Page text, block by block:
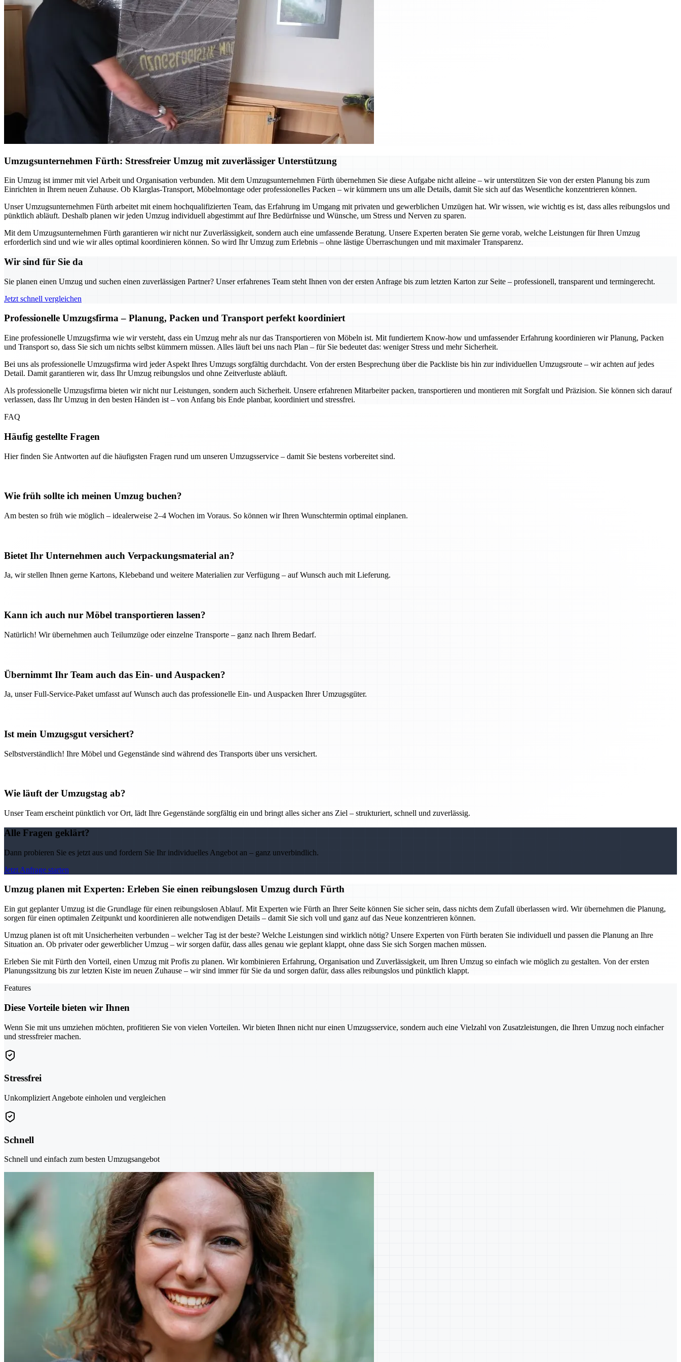
Umzugsunternehmen Fürth: Stressfreier Umzug mit zuverlässiger Unterstützung
Ein Umzug ist immer mit viel Arbeit und Organisation verbunden. Mit dem Umzugsunternehmen Fürth übernehmen Sie diese Aufgabe nicht alleine – wir unterstützen Sie von der ersten Planung bis zum
Einrichten in Ihrem neuen Zuhause. Ob Klarglas-Transport, Möbelmontage oder professionelles Packen – wir kümmern uns um alle Details, damit Sie sich auf das Wesentliche konzentrieren können.
Unser Umzugsunternehmen Fürth arbeitet mit einem hochqualifizierten Team, das Erfahrung im Umgang mit privaten und gewerblichen Umzügen hat. Wir wissen, wie wichtig es ist, dass alles reibungslos und
pünktlich abläuft. Deshalb planen wir jeden Umzug individuell abgestimmt auf Ihre Bedürfnisse und Wünsche, um Stress und Nerven zu sparen.
Mit dem Umzugsunternehmen Fürth garantieren wir nicht nur Zuverlässigkeit, sondern auch eine umfassende Beratung. Unsere Experten beraten Sie gerne vorab, welche Leistungen für Ihren Umzug
erforderlich sind und wie wir alles optimal koordinieren können. So wird Ihr Umzug zum Erlebnis – ohne lästige Überraschungen und mit maximaler Transparenz.
Wir sind für Sie da
Sie planen einen Umzug und suchen einen zuverlässigen Partner? Unser erfahrenes Team steht Ihnen von der ersten Anfrage bis zum letzten Karton zur Seite – professionell, transparent und termingerecht.
Jetzt schnell vergleichen
Professionelle Umzugsfirma – Planung, Packen und Transport perfekt koordiniert
Eine professionelle Umzugsfirma wie wir versteht, dass ein Umzug mehr als nur das Transportieren von Möbeln ist. Mit fundiertem Know-how und umfassender Erfahrung koordinieren wir Planung, Packen
und Transport so, dass Sie sich um nichts selbst kümmern müssen. Alles läuft bei uns nach Plan – für Sie bedeutet das: weniger Stress und mehr Sicherheit.
Bei uns als professionelle Umzugsfirma wird jeder Aspekt Ihres Umzugs sorgfältig durchdacht. Von der ersten Besprechung über die Packliste bis hin zur individuellen Umzugsroute – wir achten auf jedes
Detail. Damit garantieren wir, dass Ihr Umzug reibungslos und ohne Zeitverluste abläuft.
Als professionelle Umzugsfirma bieten wir nicht nur Leistungen, sondern auch Sicherheit. Unsere erfahrenen Mitarbeiter packen, transportieren und montieren mit Sorgfalt und Präzision. Sie können sich darauf
verlassen, dass Ihr Umzug in den besten Händen ist – von Anfang bis Ende planbar, koordiniert und stressfrei.
FAQ
Häufig gestellte Fragen
Hier finden Sie Antworten auf die häufigsten Fragen rund um unseren Umzugsservice – damit Sie bestens vorbereitet sind.
Wie früh sollte ich meinen Umzug buchen?
Am besten so früh wie möglich – idealerweise 2–4 Wochen im Voraus. So können wir Ihren Wunschtermin optimal einplanen.
Bietet Ihr Unternehmen auch Verpackungsmaterial an?
Ja, wir stellen Ihnen gerne Kartons, Klebeband und weitere Materialien zur Verfügung – auf Wunsch auch mit Lieferung.
Kann ich auch nur Möbel transportieren lassen?
Natürlich! Wir übernehmen auch Teilumzüge oder einzelne Transporte – ganz nach Ihrem Bedarf.
Übernimmt Ihr Team auch das Ein- und Auspacken?
Ja, unser Full-Service-Paket umfasst auf Wunsch auch das professionelle Ein- und Auspacken Ihrer Umzugsgüter.
Ist mein Umzugsgut versichert?
Selbstverständlich! Ihre Möbel und Gegenstände sind während des Transports über uns versichert.
Wie läuft der Umzugstag ab?
Unser Team erscheint pünktlich vor Ort, lädt Ihre Gegenstände sorgfältig ein und bringt alles sicher ans Ziel – strukturiert, schnell und zuverlässig.
Alle Fragen geklärt?
Dann probieren Sie es jetzt aus und fordern Sie Ihr individuelles Angebot an – ganz unverbindlich.
Jetzt Anfrage starten
Umzug planen mit Experten: Erleben Sie einen reibungslosen Umzug durch Fürth
Ein gut geplanter Umzug ist die Grundlage für einen reibungslosen Ablauf. Mit Experten wie Fürth an Ihrer Seite können Sie sicher sein, dass nichts dem Zufall überlassen wird. Wir übernehmen die Planung,
sorgen für einen optimalen Zeitpunkt und koordinieren alle notwendigen Details – damit Sie sich voll und ganz auf das Neue konzentrieren können.
Umzug planen ist oft mit Unsicherheiten verbunden – welcher Tag ist der beste? Welche Leistungen sind wirklich nötig? Unsere Experten von Fürth beraten Sie individuell und passen die Planung an Ihre
Situation an. Ob privater oder gewerblicher Umzug – wir sorgen dafür, dass alles genau wie geplant klappt, ohne dass Sie sich Sorgen machen müssen.
Erleben Sie mit Fürth den Vorteil, einen Umzug mit Profis zu planen. Wir kombinieren Erfahrung, Organisation und Zuverlässigkeit, um Ihren Umzug so einfach wie möglich zu gestalten. Von der ersten
Planungssitzung bis zur letzten Kiste im neuen Zuhause – wir sind immer für Sie da und sorgen dafür, dass alles reibungslos und pünktlich klappt.
Features
Diese Vorteile bieten wir Ihnen
Wenn Sie mit uns umziehen möchten, profitieren Sie von vielen Vorteilen. Wir bieten Ihnen nicht nur einen Umzugsservice, sondern auch eine Vielzahl von Zusatzleistungen, die Ihren Umzug noch einfacher
und stressfreier machen.
Stressfrei
Unkompliziert Angebote einholen und vergleichen
Schnell
Schnell und einfach zum besten Umzugsangebot